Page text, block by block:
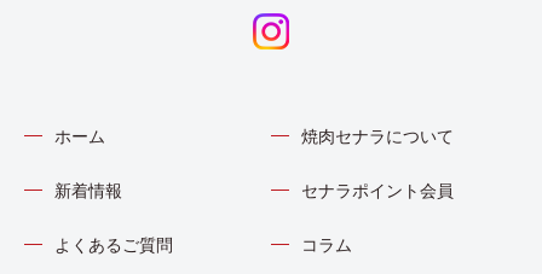
ホーム 焼肉セナラについて
新着情報 セナラポイント会員
よくあるご質問 コラム